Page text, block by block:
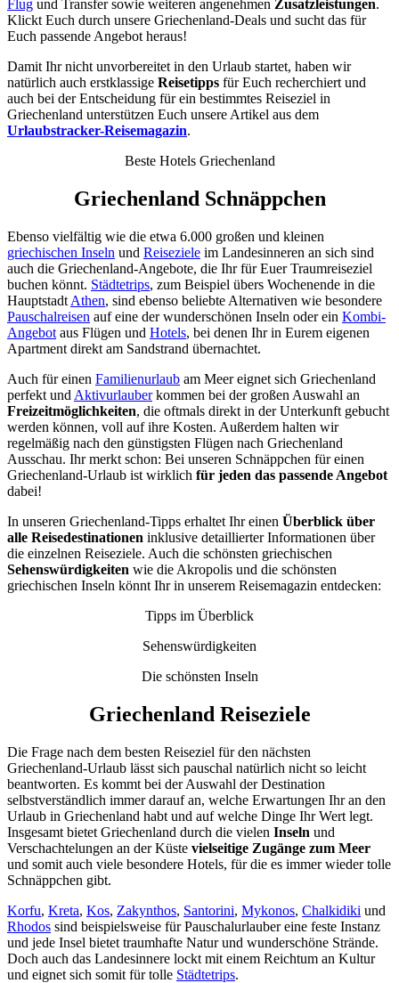
Flug und Transfer sowie weiteren angenehmen Zusatzleistungen.
Klickt Euch durch unsere Griechenland-Deals und sucht das für
Euch passende Angebot heraus!
Damit Ihr nicht unvorbereitet in den Urlaub startet, haben wir
natürlich auch erstklassige Reisetipps für Euch recherchiert und
auch bei der Entscheidung für ein bestimmtes Reiseziel in
Griechenland unterstützen Euch unsere Artikel aus dem
Urlaubstracker-Reisemagazin.
Beste Hotels Griechenland
Griechenland Schnäppchen
Ebenso vielfältig wie die etwa 6.000 großen und kleinen
griechischen Inseln und Reiseziele im Landesinneren an sich sind
auch die Griechenland-Angebote, die Ihr für Euer Traumreiseziel
buchen könnt. Städtetrips, zum Beispiel übers Wochenende in die
Hauptstadt Athen, sind ebenso beliebte Alternativen wie besondere
Pauschalreisen auf eine der wunderschönen Inseln oder ein Kombi-
Angebot aus Flügen und Hotels, bei denen Ihr in Eurem eigenen
Apartment direkt am Sandstrand übernachtet.
Auch für einen Familienurlaub am Meer eignet sich Griechenland
perfekt und Aktivurlauberkommen bei der großen Auswahl an
Freizeitmöglichkeiten, die oftmals direkt in der Unterkunft gebucht
werden können, voll auf ihre Kosten. Außerdem halten wir
regelmäßig nach den günstigsten Flügen nach Griechenland
Ausschau. Ihr merkt schon: Bei unseren Schnäppchen für einen
Griechenland-Urlaub ist wirklich für jeden das passende Angebot
dabei!
In unseren Griechenland-Tipps erhaltet Ihr einen Überblick über
alle Reisedestinationen inklusive detaillierter Informationen über
die einzelnen Reiseziele. Auch die schönsten griechischen
Sehenswürdigkeiten wie die Akropolis und die schönsten
griechischen Inseln könnt Ihr in unserem Reisemagazin entdecken:
Tipps im Überblick
Sehenswürdigkeiten
Die schönsten Inseln
Griechenland Reiseziele
Die Frage nach dem besten Reiseziel für den nächsten
Griechenland-Urlaub lässt sich pauschal natürlich nicht so leicht
beantworten. Es kommt bei der Auswahl der Destination
selbstverständlich immer darauf an, welche Erwartungen Ihr an den
Urlaub in Griechenland habt und auf welche Dinge Ihr Wert legt.
Insgesamt bietet Griechenland durch die vielen Inseln und
Verschachtelungen an der Küste vielseitige Zugänge zum Meer
und somit auch viele besondere Hotels, für die es immer wieder tolle
Schnäppchen gibt.
Korfu, Kreta, Kos, Zakynthos, Santorini, Mykonos, Chalkidiki und
Rhodos sind beispielsweise für Pauschalurlauber eine feste Instanz
und jede Insel bietet traumhafte Natur und wunderschöne Strände.
Doch auch das Landesinnere lockt mit einem Reichtum an Kultur
und eignet sich somit für tolle Städtetrips.